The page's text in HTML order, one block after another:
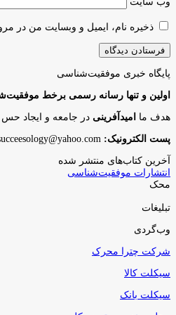
ذخیره نام، ایمیل و وبسایت من در
پایگاه‌ خبری موفقیت‌شناسی
اولین و تنها رسانه رسمی برخط
هدف ما امیدآفرینی در جامعه و ایجاد
پست الکترونیک:
آخرین کتاب‌های منتشر شده
انتشارات موفقیت‌شناسی
محک
تبلیغات
وب‌گردی
شرکت چترا محرک
سیکلت کالا
سیکلت بانک